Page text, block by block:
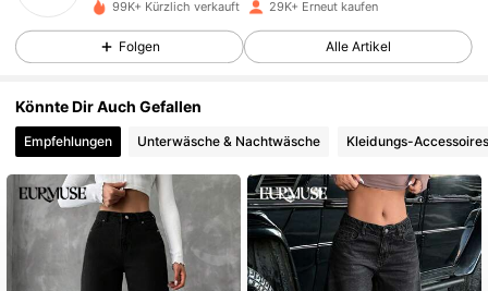
8.4K Follower
99K+ Kürzlich verkauft 29K+ Erneut kaufen
Folgen Alle Artikel
Könnte Dir Auch Gefallen
Empfehlungen Unterwäsche & Nachtwäsche Kleidungs-Accessoires